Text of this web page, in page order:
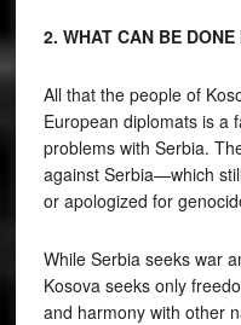
2. WHAT CAN BE
All that the people of
European diplomats is a
problems with Serbia.
against Serbia—which
or apologized for
While Serbia seeks war
Kosova seeks only
and harmony with other